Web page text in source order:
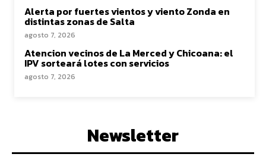
Alerta por fuertes vientos y viento Zonda en
distintas zonas de Salta
agosto 7, 2026
Atencion vecinos de La Merced y Chicoana: el
IPV sorteará lotes con servicios
agosto 7, 2026
Newsletter